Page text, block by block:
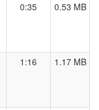
0:35 0.53 MB
1:16 1.17 MB